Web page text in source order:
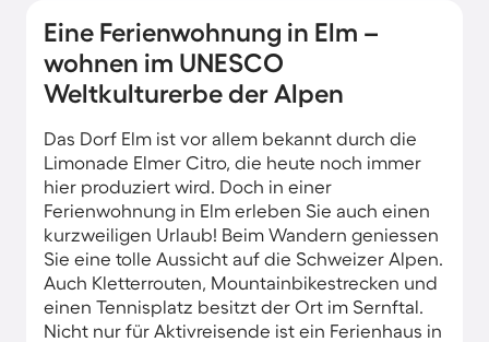
Eine Ferienwohnung in Elm –
wohnen im UNESCO
Weltkulturerbe der Alpen
Das Dorf Elm ist vor allem bekannt durch die
Limonade Elmer Citro, die heute noch immer
hier produziert wird. Doch in einer
Ferienwohnung in Elm erleben Sie auch einen
kurzweiligen Urlaub! Beim Wandern geniessen
Sie eine tolle Aussicht auf die Schweizer Alpen.
Auch Kletterrouten, Mountainbikestrecken und
einen Tennisplatz besitzt der Ort im Sernftal.
Nicht nur für Aktivreisende ist ein Ferienhaus in